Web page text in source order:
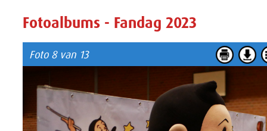
Fotoalbums - Fandag 2023
Foto 8 van 13